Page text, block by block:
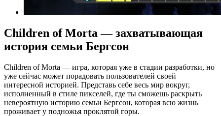
Children of Morta — захватывающая
история семьи Бергсон
Children of Morta — игра, которая уже в стадии разработки, но
уже сейчас может порадовать пользователей своей
интересной историей. Представь себе весь мир вокруг,
исполненный в стиле пикселей, где ты сможешь раскрыть
невероятную историю семьи Бергсон, которая всю жизнь
проживает у подножья проклятой горы.